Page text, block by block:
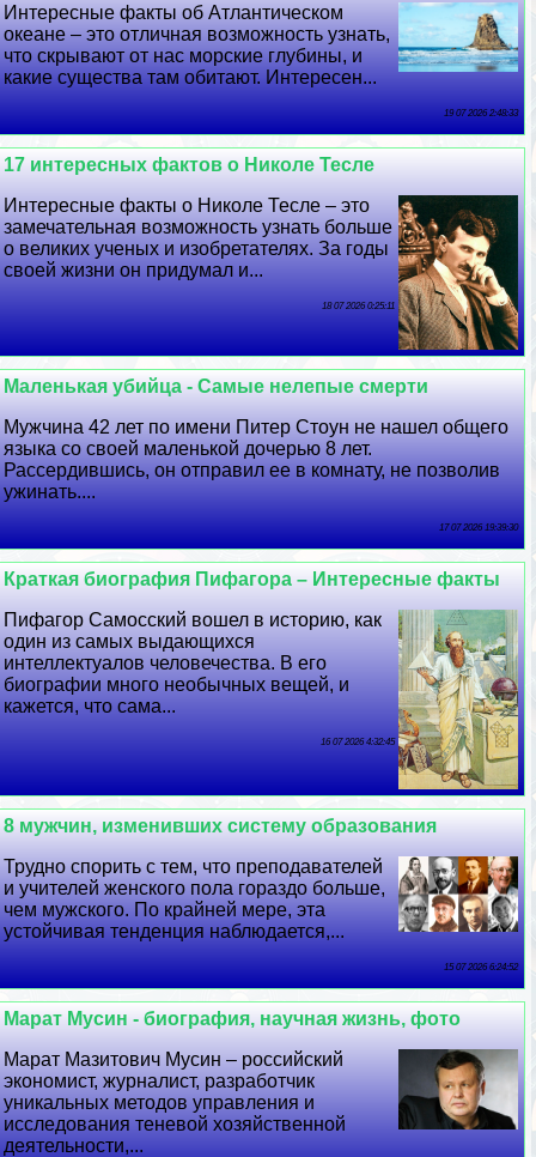
Интересные факты об Атлантическом
океане – это отличная возможность узнать,
что скрывают от нас морские глубины, и
какие существа там обитают. Интересен...
19 07 2026 2:48:33
17 интересных фактов о Николе Тесле
Интересные факты о Николе Тесле – это
замечательная возможность узнать больше
о великих ученых и изобретателях. За годы
своей жизни он придумал и...
18 07 2026 0:25:11
Маленькая убийца - Самые нелепые cмepти
Мужчина 42 лет по имени Питер Стоун не нашел общего
языка со своей маленькой дочерью 8 лет.
Рассердившись, он отправил ее в комнату, не позволив
ужинать....
17 07 2026 19:39:30
Краткая биография Пифагора – Интересные факты
Пифагор Самосский вошел в историю, как
один из самых выдающихся
интеллектуалов человечества. В его
биографии много необычных вещей, и
кажется, что сама...
16 07 2026 4:32:45
8 мужчин, изменивших систему образования
Трудно спорить с тем, что преподавателей
и учителей женского пола гораздо больше,
чем мужского. По крайней мере, эта
устойчивая тенденция наблюдается,...
15 07 2026 6:24:52
Марат Мусин - биография, научная жизнь, фото
Марат Мазитович Мусин – российский
экономист, журналист, разработчик
уникальных методов управления и
исследования теневой хозяйственной
деятельности,...